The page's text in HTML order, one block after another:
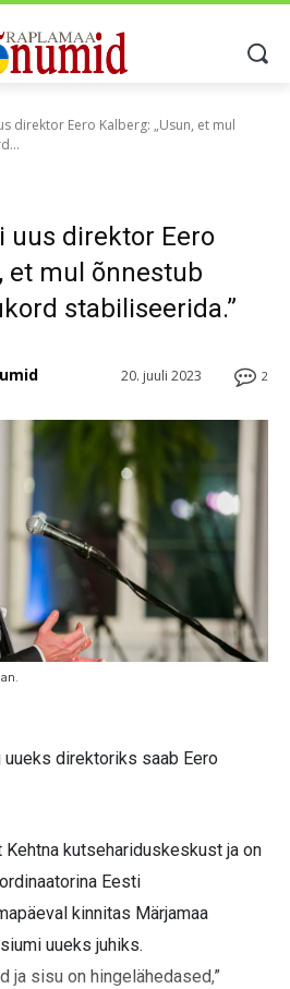
direktor Eero Kalberg: „Usun, et mul
uus direktor Eero
et mul õnnestub
stabiliseerida.”
2
20. juuli 2023
uueks direktoriks saab Eero
Kehtna kutsehariduskeskust ja on
Eesti
kinnitas Märjamaa
uueks juhiks.
ja sisu on hingelähedased,”